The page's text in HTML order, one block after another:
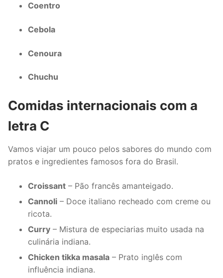
Coentro
Cebola
Cenoura
Chuchu
Comidas internacionais com a
letra C
Vamos viajar um pouco pelos sabores do mundo com
pratos e ingredientes famosos fora do Brasil.
Croissant – Pão francês amanteigado.
Cannoli – Doce italiano recheado com creme ou
ricota.
Curry – Mistura de especiarias muito usada na
culinária indiana.
Chicken tikka masala – Prato inglês com
influência indiana.